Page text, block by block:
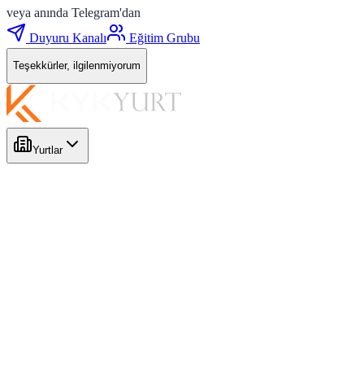
veya anında Telegram'dan
Duyuru Kanalı
Eğitim Grubu
Teşekkürler, ilgilenmiyorum
Yurtlar